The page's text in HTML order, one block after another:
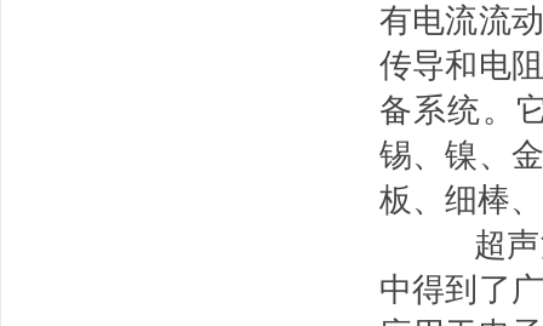
有电流流
传导和电
备系统。
锡、镍、
板、细棒
超声
中得到了